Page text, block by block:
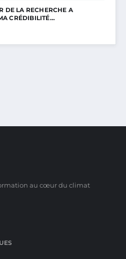
DE LA RECHERCHE A
CRÉDIBILITÉ…
au cœur du climat